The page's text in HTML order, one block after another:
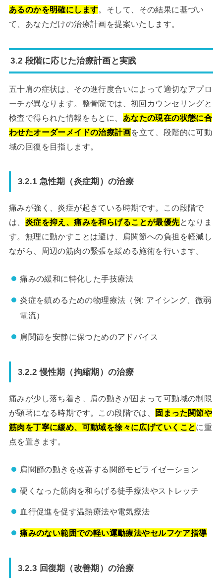
あるのかを明確にします。そして、その結果に基づい
て、あなただけの治療計画を提案いたします。
3.2 段階に応じた治療計画と実践
五十肩の症状は、その進行度合いによって適切なアプロ
ーチが異なります。整骨院では、初回カウンセリングと
検査で得られた情報をもとに、 あなたの現在の状態に合
わせたオーダーメイドの治療計画を立て、段階的に可動
域の回復を目指します。
3.2.1 急性期（炎症期）の治療
痛みが強く、炎症が起きている時期です。この段階で
は、 炎症を抑え、痛みを和らげることが最優先となりま
す。無理に動かすことは避け、肩関節への負担を軽減し
ながら、周辺の筋肉の緊張を緩める施術を行います。
痛みの緩和に特化した手技療法
炎症を鎮めるための物理療法（例: アイシング、微弱
電流）
肩関節を安静に保つためのアドバイス
3.2.2 慢性期（拘縮期）の治療
痛みが少し落ち着き、肩の動きが固まって可動域の制限
が顕著になる時期です。この段階では、
固まった関節や
筋肉を丁寧に緩め、可動域を徐々に広げていくことに重
点を置きます。
肩関節の動きを改善する関節モビライゼーション
硬くなった筋肉を和らげる徒手療法やストレッチ
血行促進を促す温熱療法や電気療法
痛みのない範囲での軽い運動療法やセルフケア指導
3.2.3 回復期（改善期）の治療